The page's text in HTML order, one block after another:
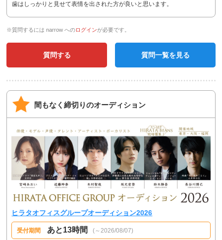
歯はしっかりと見せて表情を出された方が良いと思います。
※質問するには narrow へのログインが必要です。
質問する 質問一覧を見る
間もなく締切りのオーディション
ヒラタオフィスグループオーディション2026
受付期間 あと13時間 (～2026/08/07)